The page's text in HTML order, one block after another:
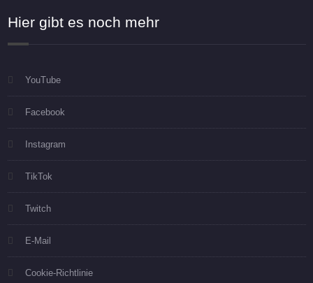
Hier gibt es noch mehr
YouTube
Facebook
Instagram
TikTok
Twitch
E-Mail
Cookie-Richtlinie